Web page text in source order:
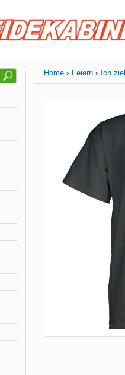
Home Feiern Ich